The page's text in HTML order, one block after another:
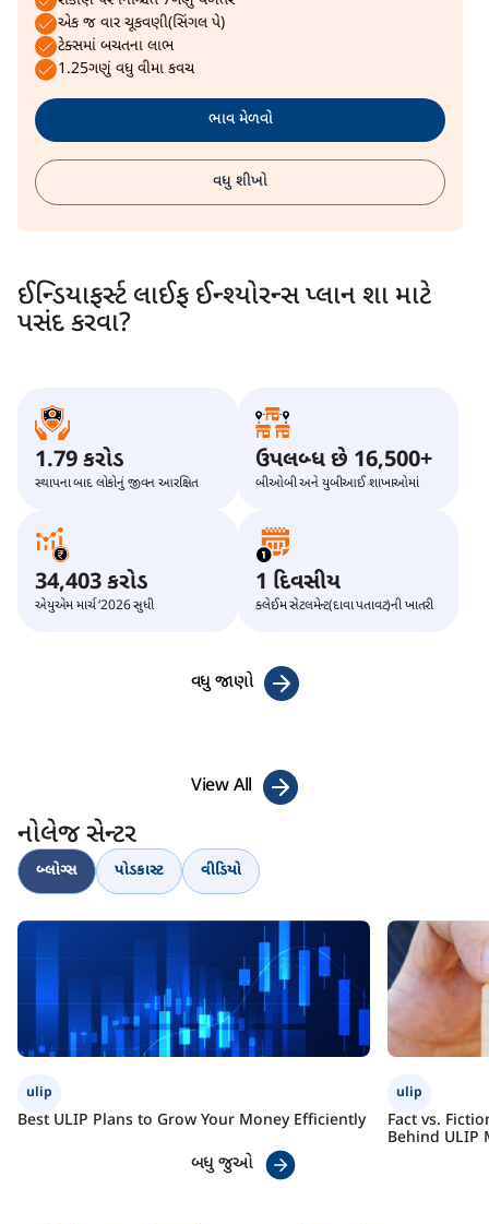
એક જ વાર ચૂકવણી(સિંગલ પે)
ટેક્સમાં બચતના લાભ
1.25ગણું વધુ વીમા કવચ
ભાવ મેળવો
વધુ શીખો
ઈન્ડિયાફર્સ્ટ લાઈફ ઈન્શ્યોરન્સ પ્લાન શા માટે
પસંદ કરવા?
1.79 કરોડ
સ્થાપના બાદ લોકોનું જીવન આરક્ષિત
ઉપલબ્ધ છે 16,500+
બીઓબી અને યુબીઆઈ શાખાઓમાં
34,403 કરોડ
એયુએમ માર્ચ ‘2026 સુધી
1 દિવસીય
ક્લેઈમ સેટલમેન્ટ(દાવા પતાવટ)ની ખાતરી
વધુ જાણો
View All
નોલેજ સેન્ટર
બ્લોગ્સ પોડકાસ્ટ વીડિયો
ulip
Best ULIP Plans to Grow Your Money Efficiently
ulip
Fact vs.
Behind ULIP
બધુ જુઓ